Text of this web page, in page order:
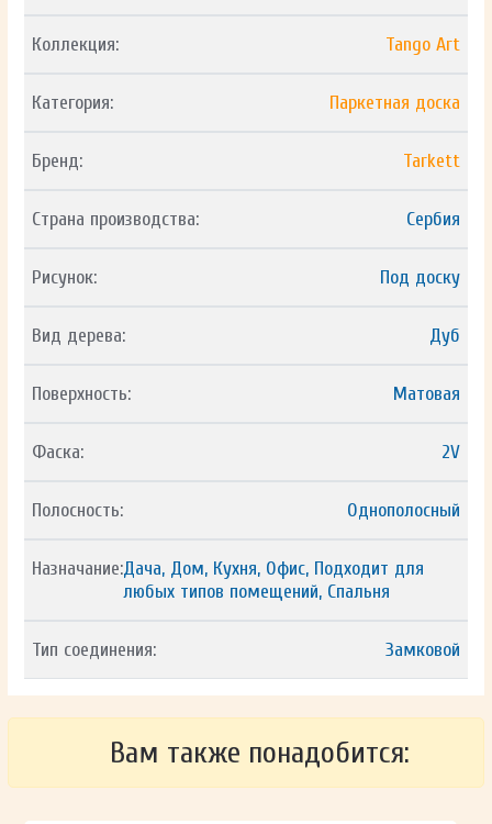
Коллекция: Tango Art
Категория: Паркетная доска
Бренд: Tarkett
Страна производства: Сербия
Рисунок: Под доску
Вид дерева: Дуб
Поверхность: Матовая
Фаска: 2V
Полосность: Однополосный
Назначание:Дача, Дом, Кухня, Офис, Подходит для
любых типов помещений, Спальня
Тип соединения: Замковой
Вам также понадобится: